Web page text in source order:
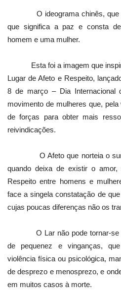
O ideograma chinês, que
que significa a paz e consta
homem e uma mulher.
Esta foi a imagem que
Lugar de Afeto e Respeito,
8 de março – Dia Internacional
movimento de mulheres que,
de forças para obter mais
reivindicações.
O Afeto que norteia o
quando deixa de existir o
Respeito entre homens e
face a singela constatação de
cujas poucas diferenças não os
O Lar não pode tornar-se
de pequenez e vinganças,
violência física ou psicológica,
de desprezo e menosprezo, e
em muitos casos à morte.